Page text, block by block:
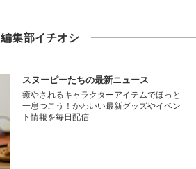
編集部イチオシ
スヌーピーたちの最新ニュース
癒やされるキャラクターアイテムでほっと
一息つこう！かわいい最新グッズやイベン
ト情報を毎日配信